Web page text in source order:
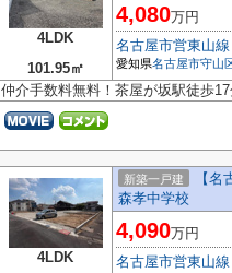
4LDK
101.95㎡
4,080万円
名古屋市営東山線
愛知県名古屋市守山
仲介手数料無料！茶屋が坂駅徒歩
4LDK
新築一戸建
【
森孝中学校
4,090万円
名古屋市営東山線